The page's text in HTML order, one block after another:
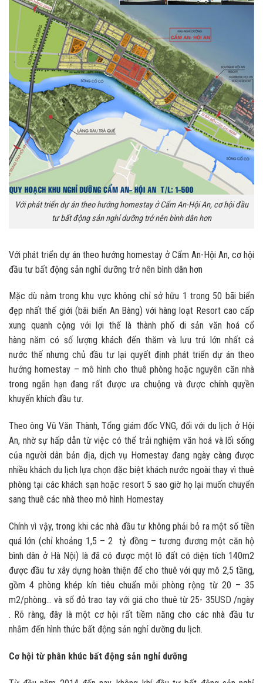
Với phát triển dự án theo hướng homestay ở Cẩm An-Hội An, cơ hội đầu
tư bất động sản nghỉ dưỡng trở nên bình dân hơn
Với phát triển dự án theo hướng homestay ở Cẩm An-Hội An, cơ hội
đầu tư bất động sản nghỉ dưỡng trở nên bình dân hơn
Mặc dù nằm trong khu vực không chỉ sở hữu 1 trong 50 bãi biển
đẹp nhất thế giới (bãi biển An Bàng) với hàng loạt Resort cao cấp
xung quanh cộng với lợi thế là thành phố di sản văn hoá cổ
hàng năm có số lượng khách đến thăm và lưu trú lớn nhất cả
nước thế nhưng chủ đầu tư lại quyết định phát triển dự án theo
hướng homestay – mô hình cho thuê phòng hoặc nguyên căn nhà
trong ngắn hạn đang rất được ưa chuộng và được chính quyền
khuyến khích đầu tư.
Theo ông Vũ Văn Thành, Tổng giám đốc VNG, đối với du lịch ở Hội
An, nhờ sự hấp dẫn từ việc có thể trải nghiệm văn hoá và lối sống
của người dân bản địa, dịch vụ Homestay đang ngày càng được
nhiều khách du lịch lựa chọn đặc biệt khách nước ngoài thay vì thuê
phòng tại các khách sạn hoặc resort 5 sao giờ họ lại muốn chuyển
sang thuê các nhà theo mô hình Homestay
Chính vì vậy, trong khi các nhà đầu tư không phải bỏ ra một số tiền
quá lớn (chỉ khoảng 1,5 – 2 tỷ đồng – tương đương một căn hộ
bình dân ở Hà Nội) là đã có được một lô đất có diện tích 140m2
được đầu tư xây dựng hoàn thiện để cho thuê với quy mô 2,5 tầng,
gồm 4 phòng khép kín tiêu chuẩn mỗi phòng rộng từ 20 – 35
m2/phòng… và sổ đỏ trao tay với giá cho thuê từ 25- 35USD /ngày
. Rõ ràng, đây là một cơ hội rất tiềm năng cho các nhà đầu tư
nhắm đến hình thức bất động sản nghỉ dưỡng du lịch.
Cơ hội từ phân khúc bất động sản nghỉ dưỡng